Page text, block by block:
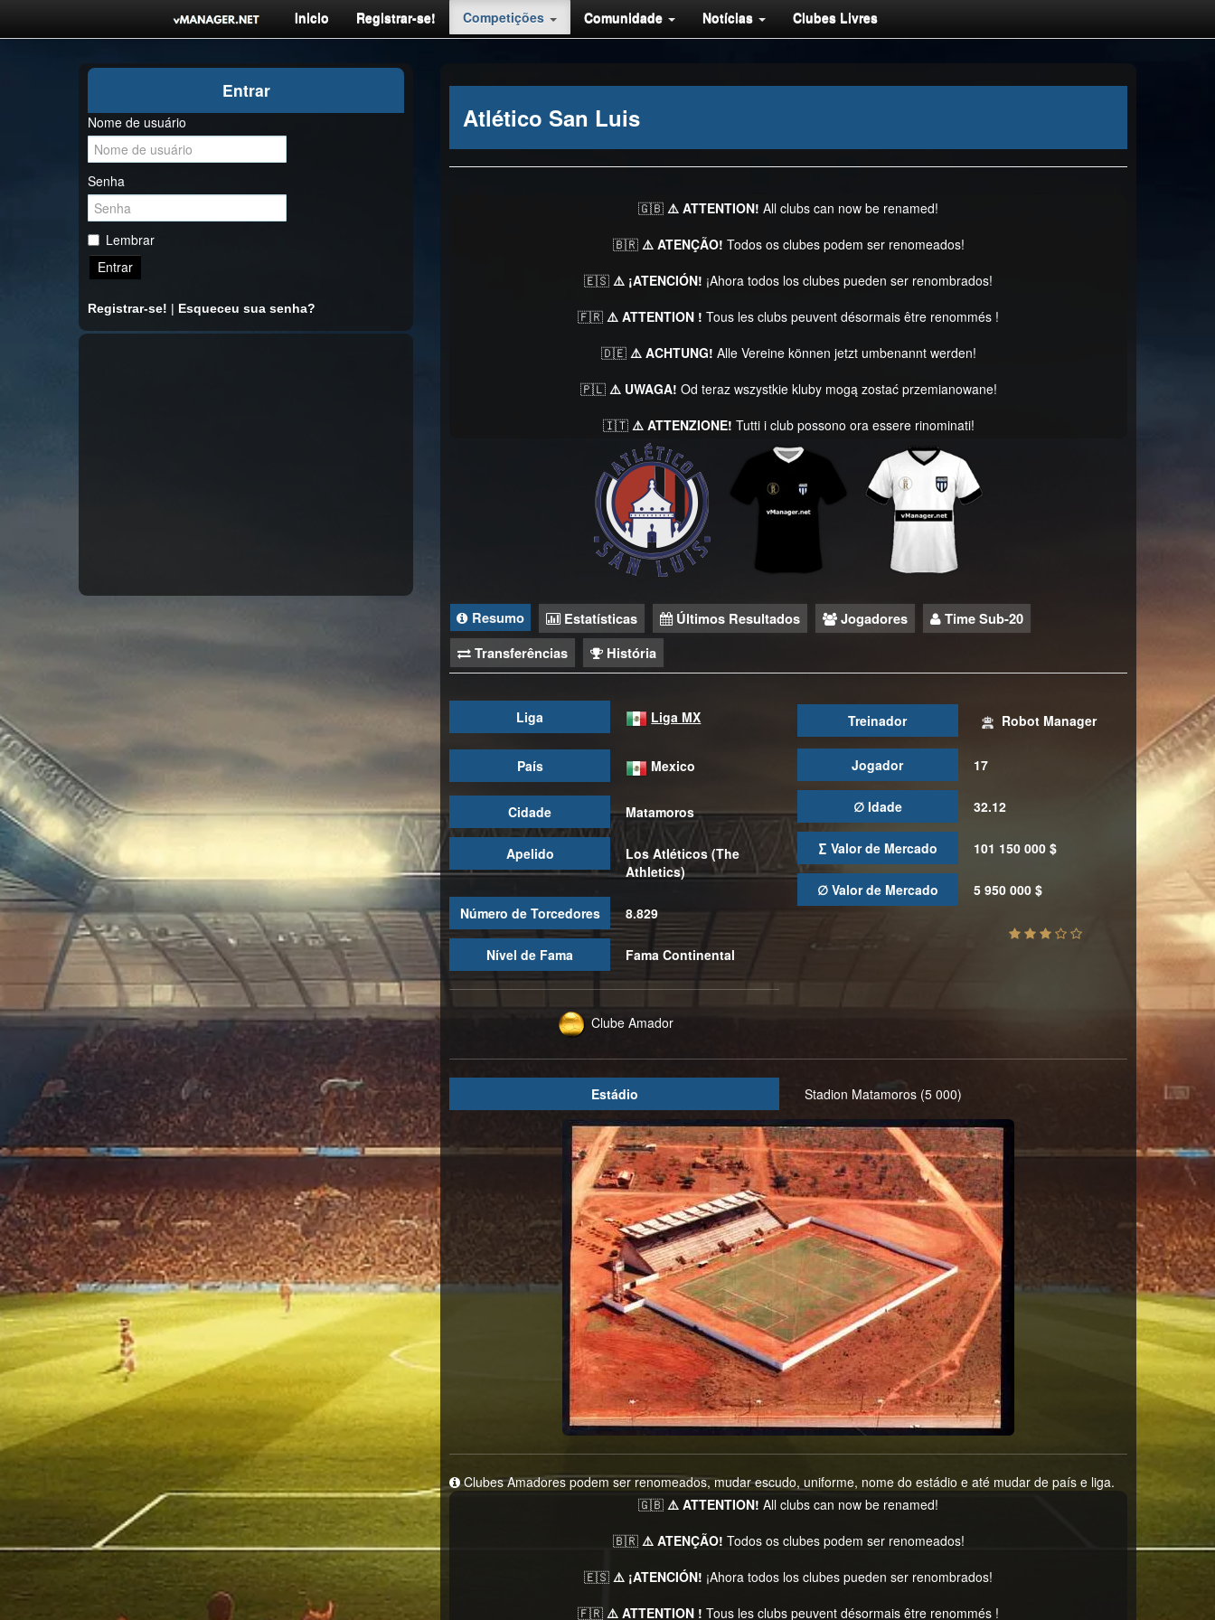
Inicio Registrar-se! Competições Comunidade Notícias Clubes Livres
Entrar
Nome de usuário
Senha
Lembrar
Entrar
Registrar-se! | Esqueceu sua senha?
Atlético San Luis
🇬🇧 ⚠️ ATTENTION! All clubs can now be renamed!
🇧🇷 ⚠️ ATENÇÃO! Todos os clubes podem ser renomeados!
🇪🇸 ⚠️ ¡ATENCIÓN! ¡Ahora todos los clubes pueden ser renombrados!
🇫🇷 ⚠️ ATTENTION ! Tous les clubs peuvent désormais être renommés !
🇩🇪 ⚠️ ACHTUNG! Alle Vereine können jetzt umbenannt werden!
🇵🇱 ⚠️ UWAGA! Od teraz wszystkie kluby mogą zostać przemianowane!
🇮🇹 ⚠️ ATTENZIONE! Tutti i club possono ora essere rinominati!
Resumo Estatísticas Últimos Resultados Jogadores
Time Sub-20
Transferências
História
Liga Liga MX
País Mexico
Cidade Matamoros
Apelido
Los Atléticos (The
Athletics)
Número de Torcedores 8.829
Nível de Fama Fama Continental
Clube Amador
Treinador Robot Manager
Jogador 17
∅ Idade 32.12
∑ Valor de Mercado 101 150 000 $
∅ Valor de Mercado 5 950 000 $
Estádio Stadion Matamoros (5 000)
Clubes Amadores podem ser renomeados, mudar escudo, uniforme, nome do estádio e até mudar de país e liga.
🇬🇧 ⚠️ ATTENTION! All clubs can now be renamed!
🇧🇷 ⚠️ ATENÇÃO! Todos os clubes podem ser renomeados!
🇪🇸 ⚠️ ¡ATENCIÓN! ¡Ahora todos los clubes pueden ser renombrados!
🇫🇷 ⚠️ ATTENTION ! Tous les clubs peuvent désormais être renommés !